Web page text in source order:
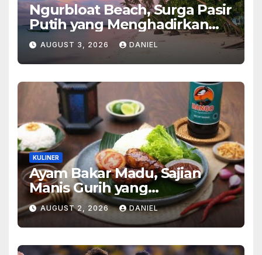
Ngurbloat Beach, Surga Pasir
Putih yang Menghadirkan
Ketenangan dan Pesona
Alam Tak Terlupakan
AUGUST 3, 2026 DANIEL
KULINER
Ayam Bakar Madu, Sajian
Manis Gurih yang
Menghangatkan Suasana
Makan
AUGUST 2, 2026 DANIEL